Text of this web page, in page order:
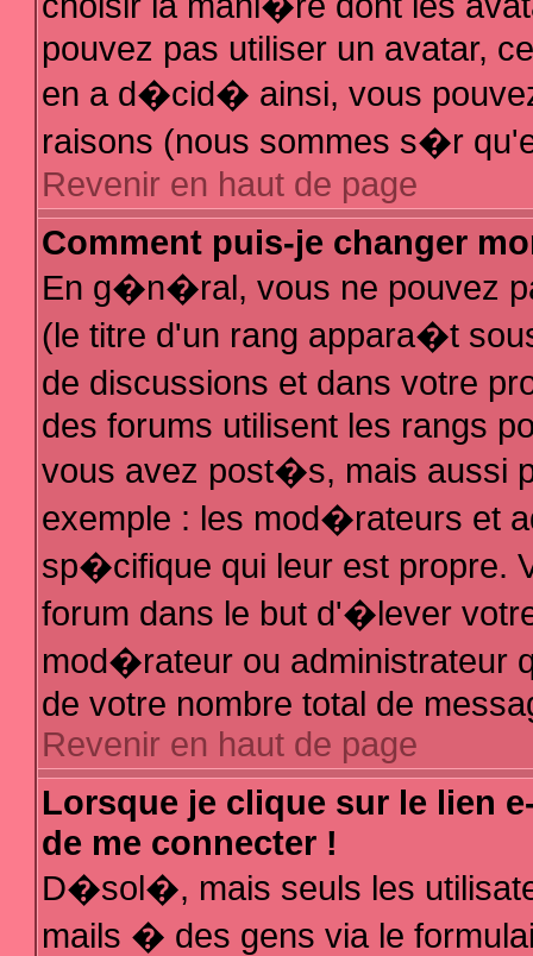
pouvez pas utiliser un avatar,
en a d�cid� ainsi, vous
raisons (nous sommes s�r
Revenir en haut de page
Comment puis-je changer
En g�n�ral, vous ne pouvez
(le titre d'un rang appara�t
de discussions et dans votre
des forums utilisent les rangs
vous avez post�s, mais aussi
exemple : les mod�rateurs et
sp�cifique qui leur est propre.
forum dans le but d'�lever
mod�rateur ou administrateur
de votre nombre total de
Revenir en haut de page
Lorsque je clique sur le lien
de me connecter !
D�sol�, mais seuls les
mails � des gens via le